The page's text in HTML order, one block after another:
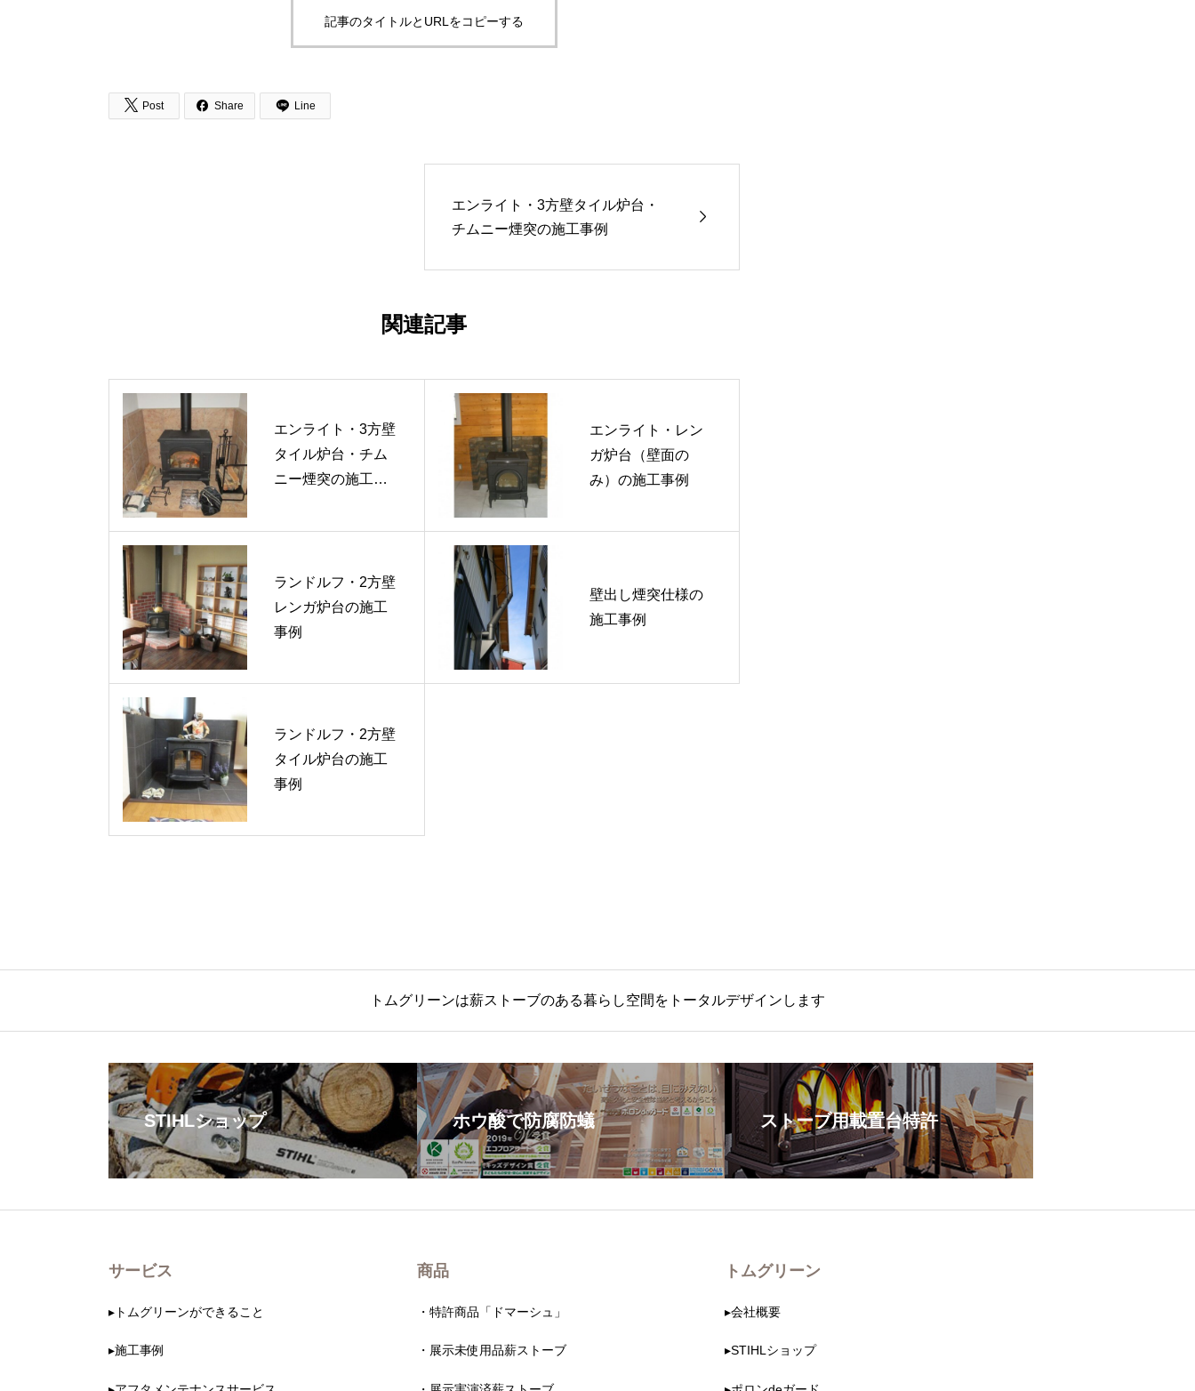
記事のタイトルとURLをコピーする
 Post  Share Line
エンライト・3方壁タイル炉台・
チムニー煙突の施工事例

関連記事
エンライト・3方壁
タイル炉台・チム
ニー煙突の施工事
エンライト・レン
ガ炉台（壁面の
み）の施工事例
ランドルフ・2方壁
レンガ炉台の施工
事例
壁出し煙突仕様の
施工事例
ランドルフ・2方壁
タイル炉台の施工
事例
トムグリーンは薪ストーブのある暮らし空間をトータルデザインします
STIHLショップ ホウ酸で防腐防蟻 ストーブ用載置台特許
サービス
▸トムグリーンができること
▸施工事例
商品
・特許商品「ドマーシュ」
・展示未使用品薪ストーブ
トムグリーン
▸会社概要
▸STIHLショップ